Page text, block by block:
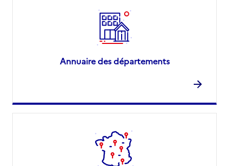
Annuaire des départements